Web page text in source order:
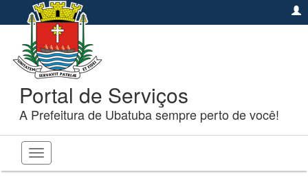
Portal de Serviços
A Prefeitura de Ubatuba sempre perto de você!
Toggle
navigation